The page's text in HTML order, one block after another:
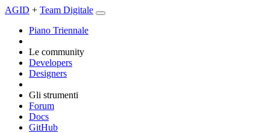
AGID + Team Digitale
Piano Triennale
Le community
Developers
Designers
Gli strumenti
Forum
Docs
GitHub